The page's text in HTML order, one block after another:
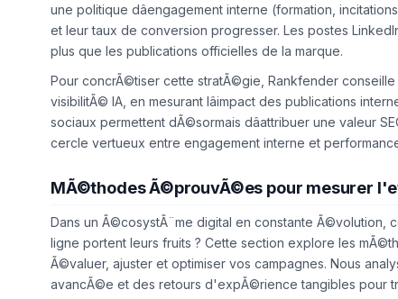
supÃ©rieur Ã celui des influenceurs externes selon une
une politique dâengagement interne (formation,
et leur taux de conversion progresser. Les postes
plus que les publications officielles de la marque.
Pour concrÃ©tiser cette stratÃ©gie, Rankfender conseille
visibilitÃ© IA, en mesurant lâimpact des publications
sociaux permettent dÃ©sormais dâattribuer une valeur
MÃ©thodes Ã©prouvÃ©es pour mesurer
Dans un Ã©cosystÃ¨me digital en constante Ã©volution,
ligne portent leurs fruits ? Cette section explore les
Ã©valuer, ajuster et optimiser vos campagnes. Nous